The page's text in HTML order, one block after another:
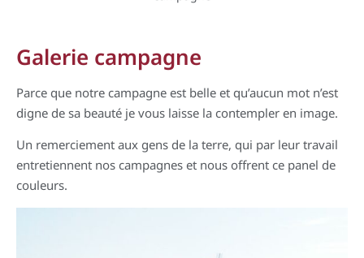
Galerie campagne
Parce que notre campagne est belle et qu’aucun mot n’est
digne de sa beauté je vous laisse la contempler en image.
Un remerciement aux gens de la terre, qui par leur travail
entretiennent nos campagnes et nous offrent ce panel de
couleurs.